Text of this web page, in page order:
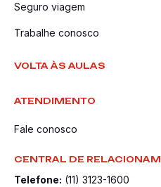
Seguro viagem
Trabalhe conosco
VOLTA ÀS AULAS
ATENDIMENTO
Fale conosco
CENTRAL DE
Telefone: (11) 3123-1600